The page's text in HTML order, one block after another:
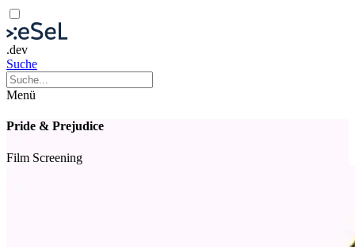
.dev
Suche
Menü
Pride & Prejudice
Film Screening